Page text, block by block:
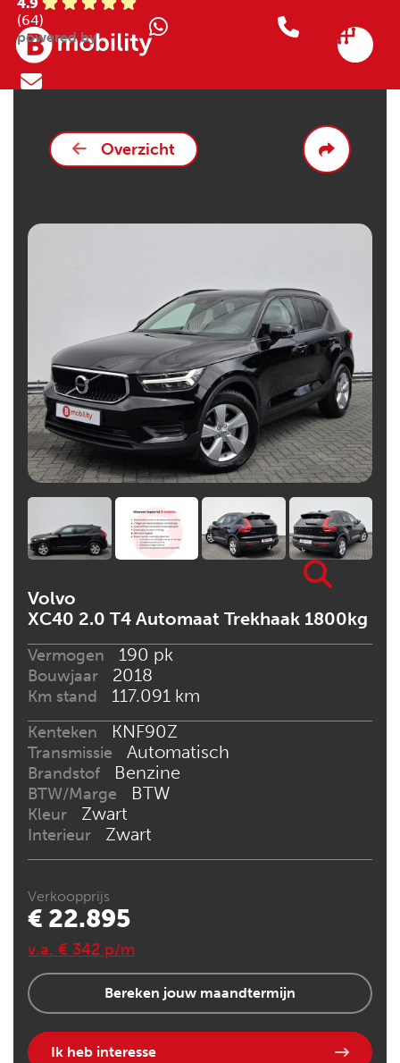
(64)
powered by
Overzicht
Volvo
XC40 2.0 T4 Automaat Trekhaak 1800kg
Vermogen 190 pk
Bouwjaar 2018
Km stand 117.091 km
Kenteken KNF90Z
Transmissie Automatisch
Brandstof Benzine
BTW/Marge BTW
Kleur Zwart
Interieur Zwart
Verkoopprijs
€ 22.895
v.a. € 342 p/m
Bereken jouw maandtermijn
Ik heb interesse